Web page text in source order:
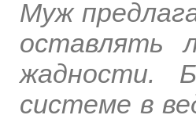
Муж
оставлять
жадности.
системе в